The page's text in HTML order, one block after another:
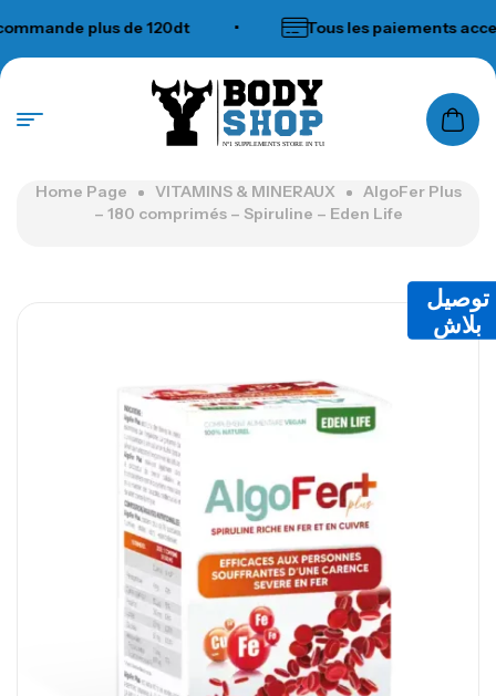
plus de 120dt Tous les paiements
N°1 SUPPLEMENTS STORE IN TUNISIA
Home Page VITAMINS & MINERAUX
AlgoFer Plus
– 180 comprimés – Spiruline – Eden Life
توصيل
بلاش